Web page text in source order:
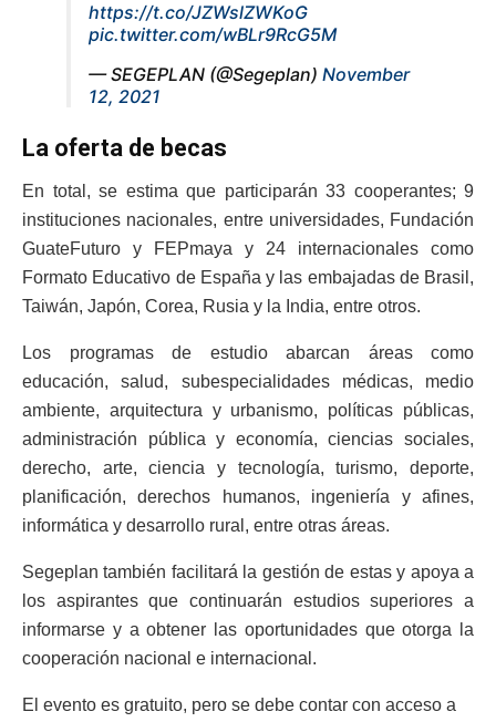
https://t.co/JZWslZWKoG
pic.twitter.com/wBLr9RcG5M
— SEGEPLAN (@Segeplan) November
12, 2021
La oferta de becas
En total, se estima que participarán 33 cooperantes; 9
instituciones nacionales, entre universidades, Fundación
GuateFuturo y FEPmaya y 24 internacionales como
Formato Educativo de España y las embajadas de Brasil,
Taiwán, Japón, Corea, Rusia y la India, entre otros.
Los programas de estudio abarcan áreas como
educación, salud, subespecialidades médicas, medio
ambiente, arquitectura y urbanismo, políticas públicas,
administración pública y economía, ciencias sociales,
derecho, arte, ciencia y tecnología, turismo, deporte,
planificación, derechos humanos, ingeniería y afines,
informática y desarrollo rural, entre otras áreas.
Segeplan también facilitará la gestión de estas y apoya a
los aspirantes que continuarán estudios superiores a
informarse y a obtener las oportunidades que otorga la
cooperación nacional e internacional.
El evento es gratuito, pero se debe contar con acceso a